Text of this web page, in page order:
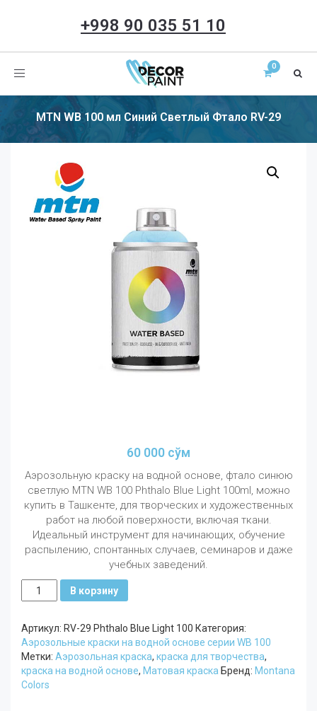
+998 90 035 51 10
Toggle
MTN WB 100 мл Синий Светлый Фтало RV-29
60 000 сўм
Аэрозольную краску на водной основе, фтало синюю
светлую MTN WB 100 Phthalo Blue Light 100ml, можно
купить в Ташкенте, для творческих и художественных
работ на любой поверхности, включая ткани.
Идеальный инструмент для начинающих, обучение
распылению, спонтанных случаев, семинаров и даже
учебных заведений.
Количество
MTN
100
мл
Синий
Светлый
Фтало
В корзину
Артикул: RV-29 Phthalo Blue Light 100 Категория:
Аэрозольные краски на водной основе серии WB 100
Метки: Аэрозольная краска, краска для творчества,
краска на водной основе, Матовая краска Бренд: Montana
Colors